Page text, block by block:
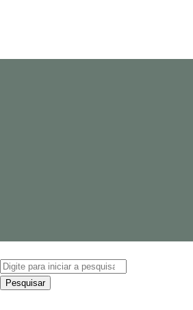
Pesquisar